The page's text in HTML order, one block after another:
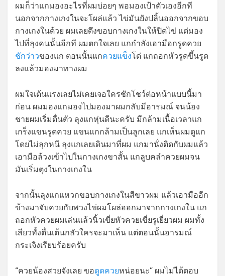
ผมก็ว่าแกมองอะไรที่ผมบ่อยๆ พอมองเป้าตัวเองอีกที
นอกจากกางเกงในจะโผล่แล้ว ไข่มันยังปลิ้นออกจากขอบ
กางเกงในด้วย ผมเลยดึงขอบกางเกงในให้ปิดไข่ แต่มอง
ไปที่ลุงคนนั้นอีกที ผมตกใจเลย แกกำลังเอามือกรูดควย
ชักว่าวของแก ตอนนั้นแกควยแข็งโด่ แกถอกหัวรูดขึ้นรูด
ลงแล้วมองมาทางผม
ผมใจเต้นแรงเลยไม่เคยเจอใครชักโชว์ต่อหน้าแบบนี้มา
ก่อน ผมมองแกมองไปมองมาผมกลับมีอารมณ์ จนน้อง
ชายผมเริ่มตื่นตัว ลุงแกหุ่นดีนะครับ มีกล้ามเนื้อเวลาแก
เกร็งแขนรูดควย แขนแกกล้ามเป็นลูกเลย แกเห็นผมดูแก
โดยไม่ลุกหนี ลุงแกเลยเดินมาที่ผม แกมานั่งติดกับผมแล้ว
เอามือล้วงเข้าไปในกางเกงขาสั้น แกลูบคลำควยผมจน
มันเริ่มตุงในกางเกงใน
จากนั้นลุงแกแหวกขอบกางเกงในสีขาวผม แล้วเอามืออีก
ข้างมาจับควยกับพวงไข่ผมโผล่ออกมาจากกางเกงใน แก
ถอกหัวควยผมเล่นแล้วนิ้วเขี่ยหัวควยเขี่ยรูเยี่ยวผม ผมทั้ง
เสียวทั้งตื่นเต้นกลัวใครจะมาเห็น แต่ตอนนั้นอารมณ์
กระเจิงเรียบร้อยครับ
“ควยน้องสวยจังเลย ขอดูดควยหน่อยนะ” ผมไม่ได้ตอบ